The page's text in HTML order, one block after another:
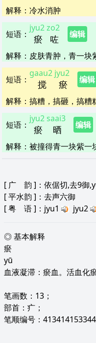
解释 ： 冷水消肿
短语 ： 瘀
jyu2
咗
zo2
编辑
解释 ： 皮肤青肿，青一块
短语 ： 搅
gaau2
瘀
jyu2
编辑
解释 ： 搞糟，搞砸，搞糟
短语 ： 瘀
jyu2
晒
saai3
编辑
解释 ： 被撞得青一块紫一
[ 广 韵 ]：依倨切,去9御
[平水韵 ]：去声六御
[粤 语]：jyu1 jyu2
◎ 基本解释
瘀
yū
血液凝滞：瘀血。活血化
笔画数：13；
部首：疒；
笔顺编号：